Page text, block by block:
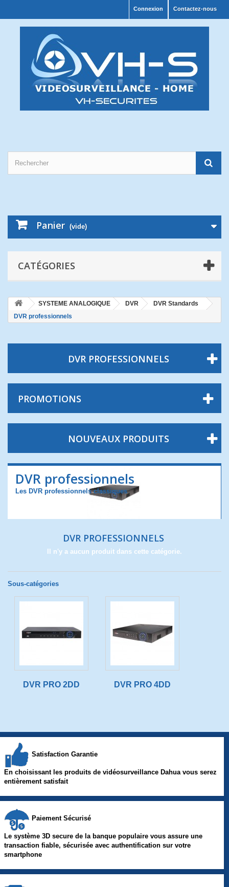
Contactez-nous
Connexion
Panier (vide)
CATÉGORIES
SYSTEME ANALOGIQUE DVR
DVR Standards
DVR professionnels
DVR PROFESSIONNELS
PROMOTIONS
NOUVEAUX PRODUITS
DVR professionnels
Les DVR professionnels classiques
DVR PROFESSIONNELS
Il n'y a aucun produit dans cette catégorie.
Sous-catégories
DVR PRO 2DD DVR PRO 4DD
Satisfaction Garantie
En choisissant les produits de vidéosurveillance Dahua vous serez
entièrement satisfait
Paiement Sécurisé
Le système 3D secure de la banque populaire vous assure une
transaction fiable, sécurisée avec authentification sur votre
smartphone